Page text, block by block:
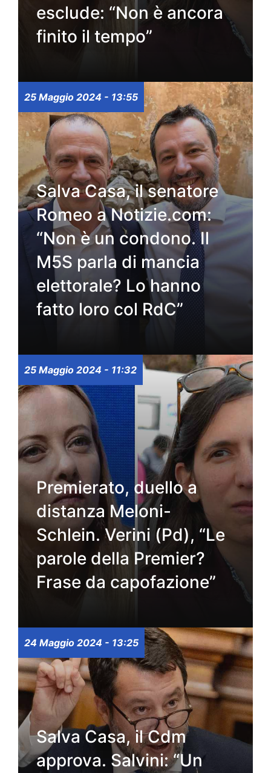
esclude: “Non è ancora
finito il tempo”
25 Maggio 2024 - 13:55
Salva Casa, il senatore
Romeo a Notizie.com:
“Non è un condono. Il
M5S parla di mancia
elettorale? Lo hanno
fatto loro col RdC”
25 Maggio 2024 - 11:32
Premierato, duello a
distanza Meloni-
Schlein. Verini (Pd), “Le
parole della Premier?
Frase da capofazione”
24 Maggio 2024 - 13:25
Salva Casa, il Cdm
approva. Salvini: “Un